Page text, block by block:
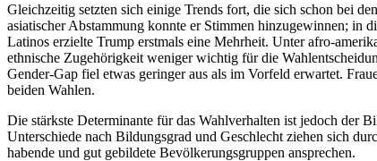
Gleichzeitig setzten sich einige Trends fort, die sich schon bei
asiatischer Abstammung konnte er Stimmen hinzugewinnen; in
Latinos erzielte Trump erstmals eine Mehrheit. Unter afro-
ethnische Zugehörigkeit weniger wich­tig für die
Gender-Gap fiel etwas geringer aus als im Vorfeld erwartet.
beiden Wahlen.
Die stärkste Determinante für das Wahlverhalten ist jedoch der
Unterschiede nach Bildungsgrad und Ge­schlecht ziehen sich
habende und gut gebildete Bevöl­kerungs­gruppen ansprechen.